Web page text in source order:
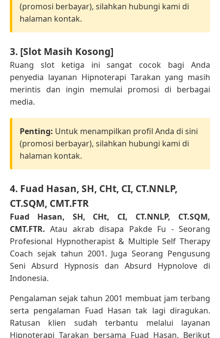
(promosi berbayar), silahkan hubungi kami di
halaman kontak.
3. [Slot Masih Kosong]
Ruang slot ketiga ini sangat cocok bagi Anda
penyedia layanan Hipnoterapi Tarakan yang masih
merintis dan ingin memulai promosi di berbagai
media.
Penting: Untuk menampilkan profil Anda di sini
(promosi berbayar), silahkan hubungi kami di
halaman kontak.
4. Fuad Hasan, SH, CHt, CI, CT.NNLP,
CT.SQM, CMT.FTR
Fuad Hasan, SH, CHt, CI, CT.NNLP, CT.SQM,
CMT.FTR. Atau akrab disapa Pakde Fu - Seorang
Profesional Hypnotherapist & Multiple Self Therapy
Coach sejak tahun 2001. Juga Seorang Pengusung
Seni Absurd Hypnosis dan Absurd Hypnolove di
Indonesia.
Pengalaman sejak tahun 2001 membuat jam terbang
serta pengalaman Fuad Hasan tak lagi diragukan.
Ratusan klien sudah terbantu melalui layanan
Hipnoterapi Tarakan bersama Fuad Hasan. Berikut